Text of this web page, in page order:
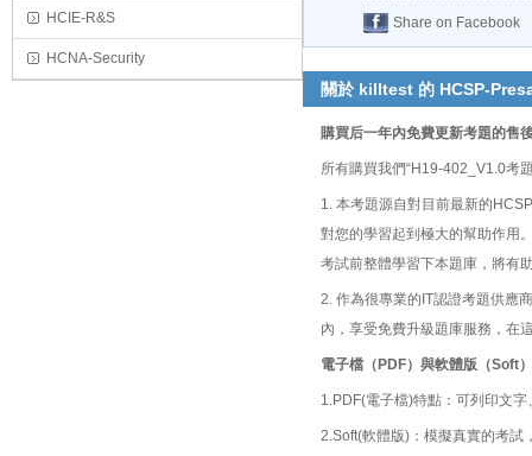
HCIE-R&S
HCNA-Security
Share on Facebook
關於 killtest 的 HCSP-
購買后一年內免費更新考題的售
所有購買我們“H19-402_V1.0考
1. 本考題源自對目前最新的
對您的學習起到極大的幫助作用
考試前整體學習下本題庫，將有
2. 作為很專業的IT認證考題供應
內，享受免費升級題庫服務，在
電子檔（PDF）與軟體版（Soft
1.PDF(電子檔)特點：可列印文
2.Soft(軟體版)：模擬真實的考試